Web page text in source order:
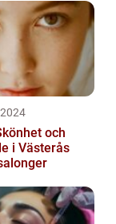
och
i Västerås